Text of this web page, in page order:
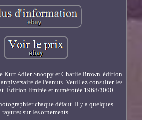
Kurt Adler Snoopy et Charlie Brown, édition
de Peanuts. Veuillez consulter les
Édition limitée et numérotée 1968/3000.
chaque défaut. Il y a quelques
rayures sur les ornements.